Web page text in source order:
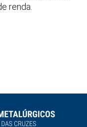
renda.